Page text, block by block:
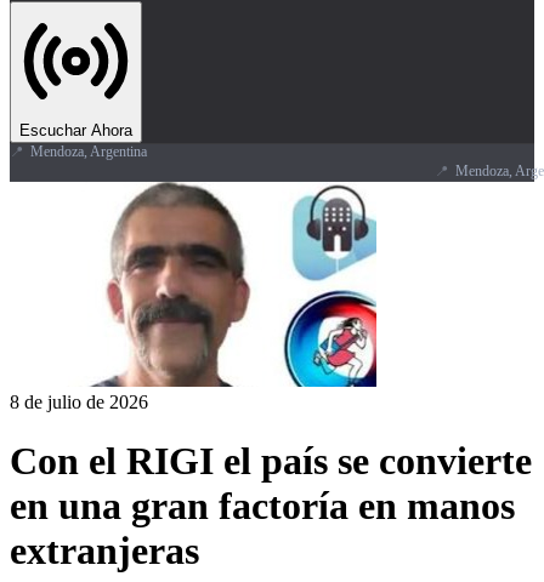
Escuchar Ahora
📍 Mendoza, Argentina
Mendoza,
8 de julio de 2026
Con el RIGI el país se convierte
en una gran factoría en manos
extranjeras